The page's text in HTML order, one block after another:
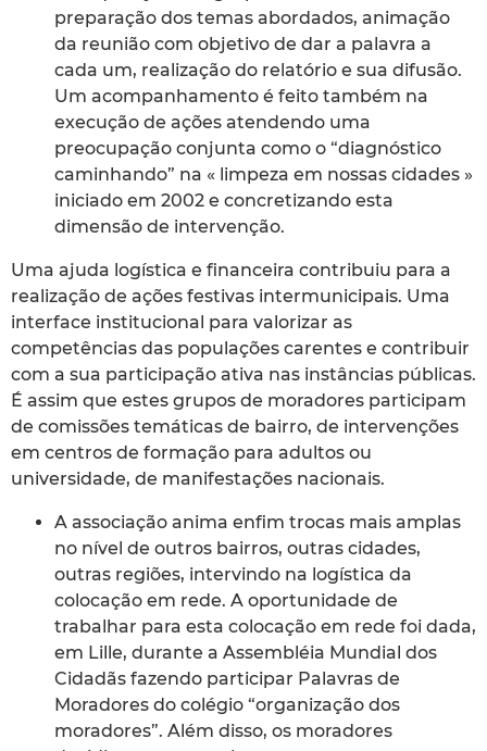
preparação dos temas abordados, animação
da reunião com objetivo de dar a palavra a
cada um, realização do relatório e sua difusão.
Um acompanhamento é feito também na
execução de ações atendendo uma
preocupação conjunta como o “diagnóstico
caminhando” na « limpeza em nossas cidades »
iniciado em 2002 e concretizando esta
dimensão de intervenção.
Uma ajuda logística e financeira contribuiu para a
realização de ações festivas intermunicipais. Uma
interface institucional para valorizar as
competências das populações carentes e contribuir
com a sua participação ativa nas instâncias públicas.
É assim que estes grupos de moradores participam
de comissões temáticas de bairro, de intervenções
em centros de formação para adultos ou
universidade, de manifestações nacionais.
A associação anima enfim trocas mais amplas
no nível de outros bairros, outras cidades,
outras regiões, intervindo na logística da
colocação em rede. A oportunidade de
trabalhar para esta colocação em rede foi dada,
em Lille, durante a Assembléia Mundial dos
Cidadãs fazendo participar Palavras de
Moradores do colégio “organização dos
moradores”. Além disso, os moradores